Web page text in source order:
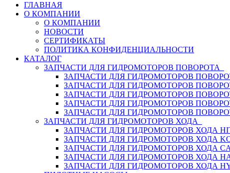
ГЛАВНАЯ
О КОМПАНИИ
О КОМПАНИИ
НОВОСТИ
СЕРТИФИКАТЫ
ПОЛИТИКА КОНФИДЕНЦИАЛЬНОСТИ
КАТАЛОГ
ЗАПЧАСТИ ДЛЯ ГИДРОМОТОРОВ ПОВОРОТА
ЗАПЧАСТИ ДЛЯ ГИДРОМОТОРОВ
ЗАПЧАСТИ ДЛЯ ГИДРОМОТОРОВ
ЗАПЧАСТИ ДЛЯ ГИДРОМОТОРОВ
ЗАПЧАСТИ ДЛЯ ГИДРОМОТОРОВ
ЗАПЧАСТИ ДЛЯ ГИДРОМОТОРОВ
ЗАПЧАСТИ ДЛЯ ГИДРОМОТОРОВ ХОДА
ЗАПЧАСТИ ДЛЯ ГИДРОМОТОРОВ ХОДА
ЗАПЧАСТИ ДЛЯ ГИДРОМОТОРОВ ХОДА
ЗАПЧАСТИ ДЛЯ ГИДРОМОТОРОВ ХОДА
ЗАПЧАСТИ ДЛЯ ГИДРОМОТОРОВ ХОДА
ЗАПЧАСТИ ДЛЯ ГИДРОМОТОРОВ ХОДА